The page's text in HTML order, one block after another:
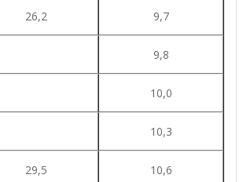
26,2 9,7
9,8
10,0
10,3
29,5
10,6